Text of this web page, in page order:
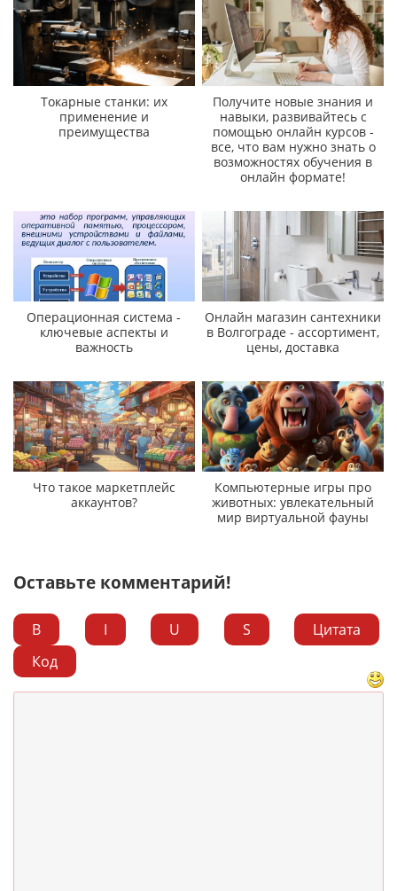
Токарные станки: их
применение и
преимущества
Получите новые знания и
навыки, развивайтесь с
помощью онлайн курсов -
все, что вам нужно знать о
возможностях обучения в
онлайн формате!
Операционная система -
ключевые аспекты и
важность
Онлайн магазин сантехники
в Волгограде - ассортимент,
цены, доставка
Что такое маркетплейс
аккаунтов?
Компьютерные игры про
животных: увлекательный
мир виртуальной фауны
Оставьте комментарий!
B I U S
Цитата
Код